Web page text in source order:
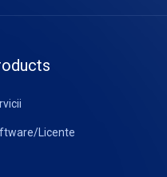
Licente